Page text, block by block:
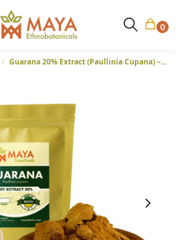
0
/ Guarana 20% Extract (Paullinia Cupana) – Droog Extract uit Brazilië